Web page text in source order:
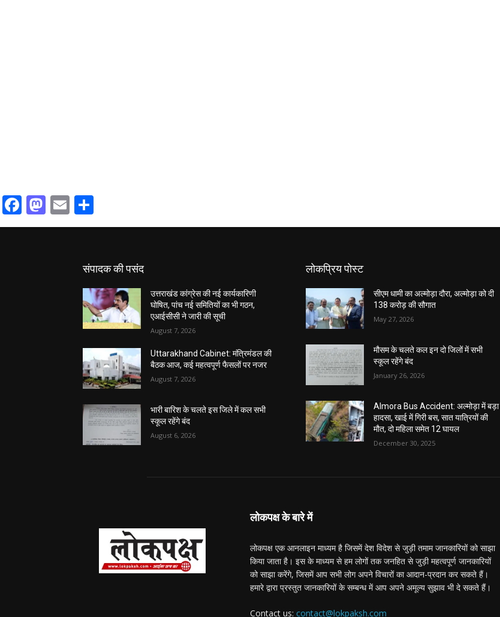
Facebook
Mastodon
Email
संपादक की पसंद
उत्तराखंड कांग्रेस की नई कार्यकारिणी
घोषित, पांच नई समितियों का भी गठन,
एआईसीसी ने जारी की सूची
August 7, 2026
Uttarakhand Cabinet: मंत्रिमंडल की
बैठक आज, कई महत्वपूर्ण फैसलों पर नजर
August 7, 2026
भारी बारिश के चलते इस जिले में कल सभी
स्कूल रहेंगे बंद
August 6, 2026
लोकप्रिय पोस्ट
सीएम धामी का अल्मोड़ा दौरा, अल्मोड़ा को दी
138 करोड़ की सौगात
May 27, 2026
मौसम के चलते कल इन दो जिलों में सभी
स्कूल रहेंगे बंद
January 26, 2026
Almora Bus Accident: अल्मोड़ा में बड़ा
हादसा, खाई में गिरी बस, सात यात्रियों की
मौत, दो महिला समेत 12 घायल
December 30, 2025
लोकपक्ष के बारे में
लोकपक्ष एक आनलाइन माध्यम है जिसमें देश विदेश से जुड़ी तमाम जानकारियों को साझा
किया जाता है। इस के माध्यम से हम लोगों तक जनहित से जुड़ी महत्वपूर्ण जानकारियों
को साझा करेंगे, जिसमें आप सभी लोग अपने विचारों का आदान-प्रदान कर सकते हैं।
हमारे द्वारा प्रस्तुत जानकारियों के सम्बन्ध में आप अपने अमूल्य सुझाव भी दे सकते हैं।
Contact us: contact@lokpaksh.com